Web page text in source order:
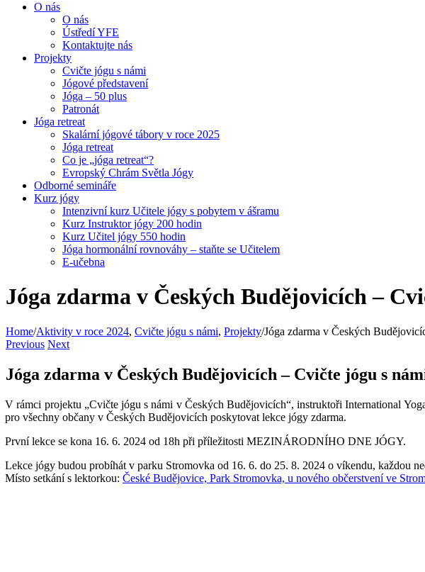
O nás
O nás
Ústředí YFE
Kontaktujte nás
Projekty
Cvičte jógu s námi
Jógové představení
Jóga – 50 plus
Patronát
Jóga retreat
Skalární jógové tábory v roce 2025
Jóga retreat
Co je „jóga retreat“?
Evropský Chrám Světla Jógy
Odborné semináře
Kurz jógy
Intenzivní kurz Učitele jógy s pobytem v ášramu
Kurz Instruktor jógy 200 hodin
Kurz Učitel jógy 550 hodin
Jóga hormonální rovnováhy – staňte se Učitelem
E-učebna
Jóga zdarma v Českých Budějovicích –
Home/Aktivity v roce 2024, Cvičte jógu s námi, Projekty/Jóga zdarma v Českých
Previous Next
Jóga zdarma v Českých Budějovicích – Cvičte jógu s
V rámci projektu „Cvičte jógu s námi v Českých Budějovicích“, instruktoři International
pro všechny občany v Českých Budějovicích poskytovat lekce jógy zdarma.
První lekce se kona 16. 6. 2024 od 18h při příležitosti MEZINÁRODNÍHO DNE JÓGY.
Lekce jógy budou probíhát v parku Stromovka od 16. 6. do 25. 8. 2024 o víkendu, každou
Místo setkání s lektorkou:České Budějovice, Park Stromovka, u nového občerstvení ve